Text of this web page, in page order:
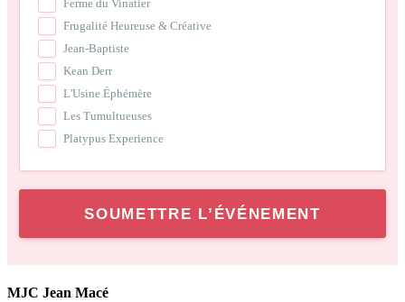
Ferme du Vinatier
Frugalité Heureuse & Créative
Jean-Baptiste
Kean Derr
L'Usine Éphémère
Les Tumultueuses
Platypus Experience
SOUMETTRE L’ÉVÉNEMENT
MJC Jean Macé